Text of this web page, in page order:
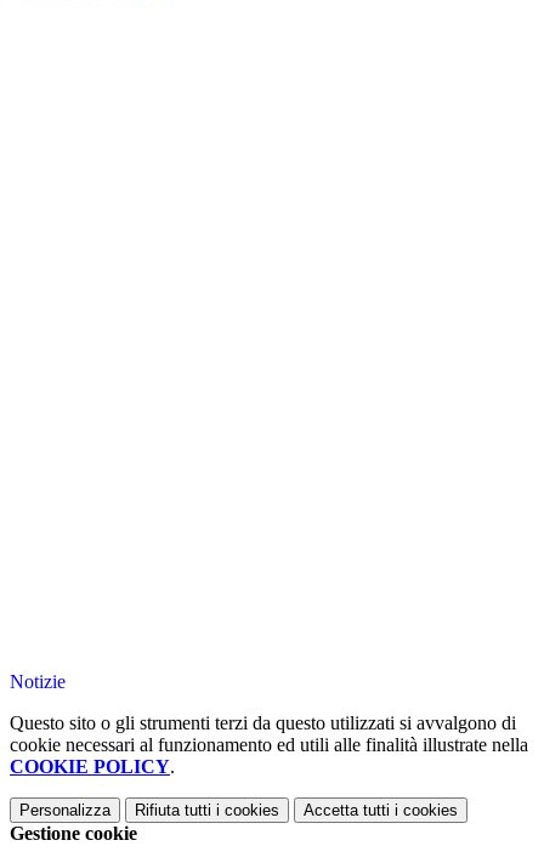
Notizie
Questo sito o gli strumenti terzi da questo utilizzati si avvalgono di
cookie necessari al funzionamento ed utili alle finalità illustrate nella
COOKIE POLICY.
Personalizza Rifiuta tutti i cookies Accetta tutti i cookies
Gestione cookie